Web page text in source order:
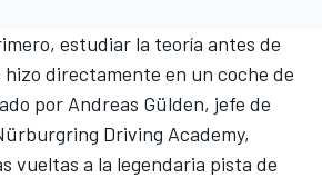
estudiar la teoría antes de
hizo directamente en un coche de
por Andreas Gülden, jefe de
Driving Academy,
vueltas a la legendaria pista de